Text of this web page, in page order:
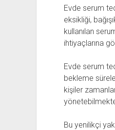
Evde serum
eksikliği,
kullanılan
ihtiyaçlarına
Evde serum
bekleme
kişiler
Bu yenilikçi